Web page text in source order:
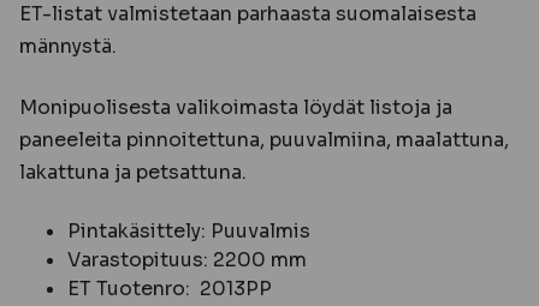
ET-listat valmistetaan parhaasta suomalaisesta
männystä.
Monipuolisesta valikoimasta löydät listoja ja
paneeleita pinnoitettuna, puuvalmiina, maalattuna,
lakattuna ja petsattuna.
Pintakäsittely: Puuvalmis
Varastopituus: 2200 mm
ET Tuotenro: 2013PP